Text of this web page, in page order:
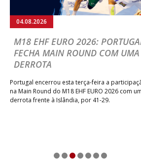
04.08.2026
M18 EHF EURO 2026:
FECHA MAIN ROUND COM UMA
DERROTA
Portugal encerrou esta terça-feira a
na Main Round do M18 EHF EURO 2026 com
derrota frente à Islândia, por 41-29.
1 2 3 4 5 6 7